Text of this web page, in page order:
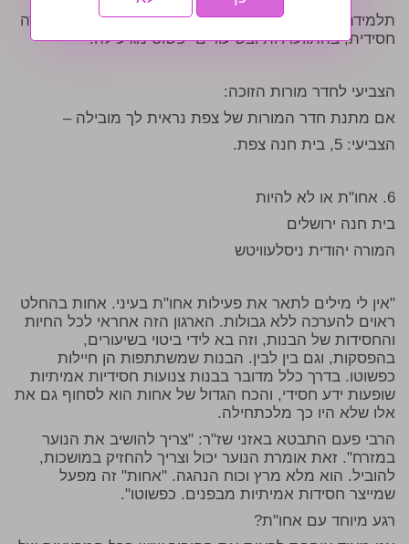
תלמידה שהסכימה לשלם כסף, ובחרה לבלות שבת בחברה
חסידית, בהתוועדויות ובשיעורים- פשוט מגיע לה!"
הצביעי לחדר מורות הזוכה:
אם מתנת חדר המורות של צפת נראית לך מובילה –
הצביעי: 5, בית חנה צפת.
6. אחו"ת או לא להיות
בית חנה ירושלים
המורה יהודית ניסלעוויטש
"אין לי מילים לתאר את פעילות אחו"ת בעיני. אחות בהחלט
ראוים להערכה ללא גבולות. הארגון הזה אחראי לכל החיות
והחסידות של הבנות, וזה בא לידי ביטוי בשיעורים,
בהפסקות, וגם בין לבין. הבנות שמשתתפות הן חיילות
כפשוטו. בדרך כלל מדובר בבנות צנועות חסידיות אמיתיות
שופעות ידע חסידי, והכח הגדול של אחות הוא לסחוף גם את
אלו שלא היו כך מלכתחילה.
הרבי פעם התבטא באזני שז"ר: "צריך להושיב את הנוער
במזרח". זאת אומרת הנוער יכול וצריך להחזיק במושכות,
להוביל. הוא מלא מרץ וכוח הנהגה. "אחות" זה מפעל
שמייצר חסידות אמיתיות מבפנים. כפשוטו".
רגע מיוחד עם אחו"ת?